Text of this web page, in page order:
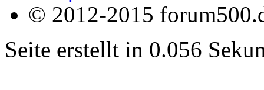
© 2012-2015
Seite erstellt in 0.056